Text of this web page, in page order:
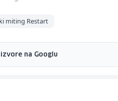
miting Restart
na Googlu